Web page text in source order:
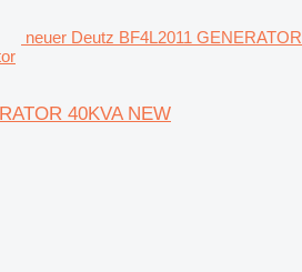
neuer Deutz BF4L2011 GENERATOR
40KVA NEW